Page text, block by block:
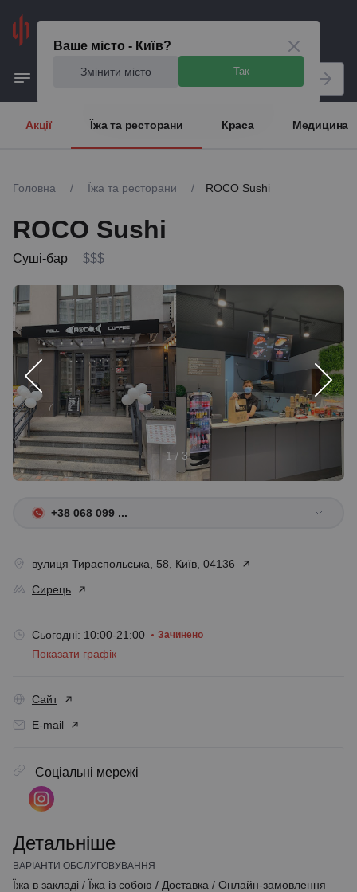
Ваше місто - Київ?
Змінити місто Так
Акції Їжа та ресторани Краса Медицина
Головна / Їжа та ресторани / ROCO Sushi
ROCO Sushi
Суші-бар $$$
1 / 3
+38 068 099 ...
вулиця Тираспольська, 58, Київ, 04136
Сирець
Сьогодні: 10:00-21:00 Зачинено
Показати графік
Сайт
E-mail
Соціальні мережі
Детальніше
ВАРІАНТИ ОБСЛУГОВУВАННЯ
Їжа в закладі / Їжа із собою / Доставка / Онлайн-замовлення